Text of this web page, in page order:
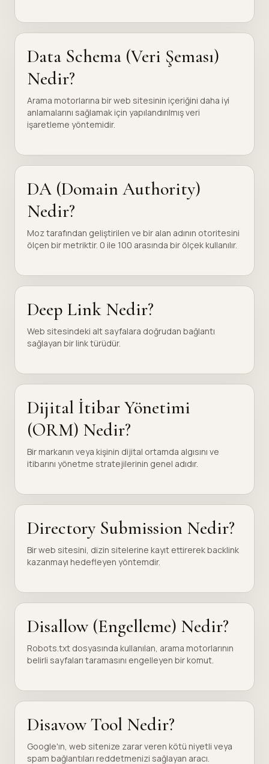
Data Schema (Veri Şeması)
Nedir?
Arama motorlarına bir web sitesinin içeriğini daha iyi
anlamalarını sağlamak için yapılandırılmış veri
işaretleme yöntemidir.
DA (Domain Authority)
Nedir?
Moz tarafından geliştirilen ve bir alan adının otoritesini
ölçen bir metriktir. 0 ile 100 arasında bir ölçek kullanılır.
Deep Link Nedir?
Web sitesindeki alt sayfalara doğrudan bağlantı
sağlayan bir link türüdür.
Dijital İtibar Yönetimi
(ORM) Nedir?
Bir markanın veya kişinin dijital ortamda algısını ve
itibarını yönetme stratejilerinin genel adıdır.
Directory Submission Nedir?
Bir web sitesini, dizin sitelerine kayıt ettirerek backlink
kazanmayı hedefleyen yöntemdir.
Disallow (Engelleme) Nedir?
Robots.txt dosyasında kullanılan, arama motorlarının
belirli sayfaları taramasını engelleyen bir komut.
Disavow Tool Nedir?
Google'ın, web sitenize zarar veren kötü niyetli veya
spam bağlantıları reddetmenizi sağlayan aracı.